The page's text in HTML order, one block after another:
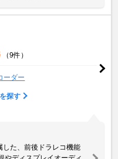
（9件）
ーダー
探す
した、前後ドラレコ機能